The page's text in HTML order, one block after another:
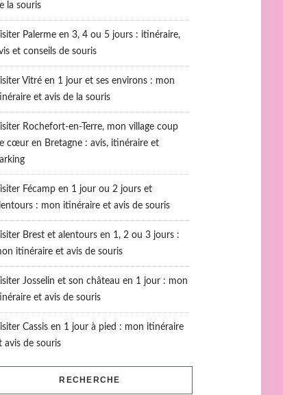
la souris
Palerme en 3, 4 ou 5 jours : itinéraire,
et conseils de souris
Vitré en 1 jour et ses environs : mon
et avis de la souris
Rochefort-en-Terre, mon village coup
cœur en Bretagne : avis, itinéraire et
Fécamp en 1 jour ou 2 jours et
: mon itinéraire et avis de souris
Brest et alentours en 1, 2 ou 3 jours :
itinéraire et avis de souris
Josselin et son château en 1 jour : mon
et avis de souris
Cassis en 1 jour à pied : mon itinéraire
avis de souris
RECHERCHE